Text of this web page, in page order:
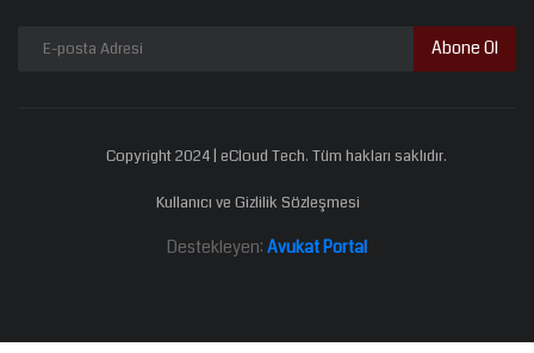
Abone Ol
Copyright 2024 | eCloud Tech. Tüm hakları saklıdır.
Kullanıcı ve Gizlilik Sözleşmesi
Destekleyen: Avukat Portal